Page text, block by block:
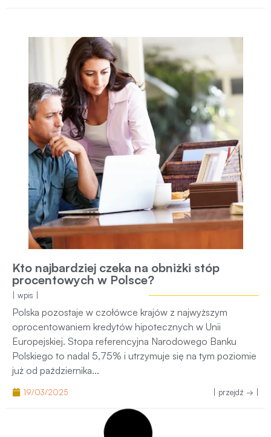
Kto najbardziej czeka na obniżki stóp
procentowych w Polsce?
| wpis |
Polska pozostaje w czołówce krajów z najwyższym
oprocentowaniem kredytów hipotecznych w Unii
Europejskiej. Stopa referencyjna Narodowego Banku
Polskiego to nadal 5,75% i utrzymuje się na tym poziomie